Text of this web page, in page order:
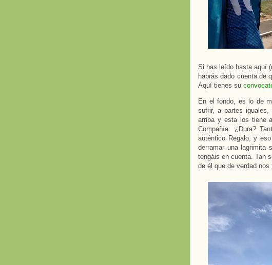
Si has leído hasta aquí
habrás dado cuenta de
Aquí tienes su
En el fondo, es lo de
sufrir, a partes
arriba y esta los tiene
Compañía. ¿Dura?
auténtico Regalo, y
derramar una lagrimita
tengáis en cuenta. Tan
de él que de verdad